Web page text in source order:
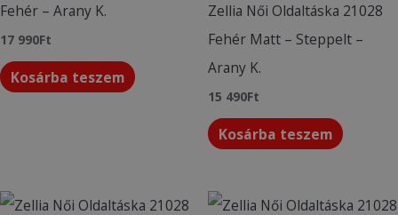
Fehér – Arany K.
17 990Ft
Kosárba teszem
Zellia Női Oldaltáska 21028
Fehér Matt – Steppelt –
Arany K.
15 490Ft
Kosárba teszem